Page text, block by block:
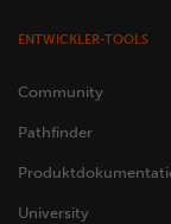
ENTWICKLER-TOOLS
Community
Pathfinder
University